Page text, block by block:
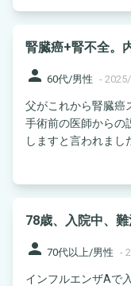
腎臓癌+腎不全。
person 60代/男性 -
父がこれから腎臓癌
手術前の医師からの
しますと言われまし
78歳、入院中、
person 70代以上/男性 -
インフルエンザAで